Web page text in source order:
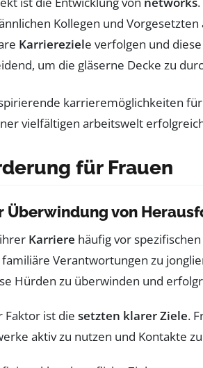
Kollegen und
Karriereziele verfolgen und
um die gläserne Decke zu
für Frauen
Überwindung von
Karriere häufig vor
Verantwortungen zu
Hürden zu überwinden und
Faktor ist die setzten klarer Ziele.
aktiv zu nutzen und Kontakte